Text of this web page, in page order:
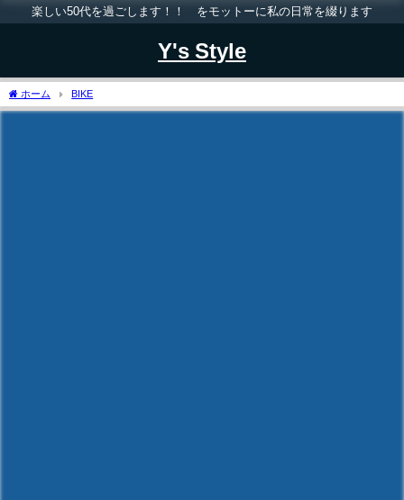
楽しい50代を過ごします！！ をモットーに私の日常を綴ります
Y's Style
ホーム BIKE